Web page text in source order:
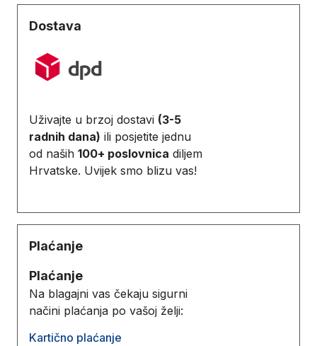
Dostava
Uživajte u brzoj dostavi (3-5
radnih dana) ili posjetite jednu
od naših 100+ poslovnica diljem
Hrvatske. Uvijek smo blizu vas!
Plaćanje
Plaćanje
Na blagajni vas čekaju sigurni
načini plaćanja po vašoj želji:
Kartično plaćanje